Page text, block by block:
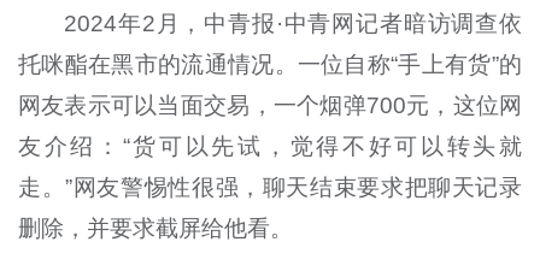
2024年2月，中青报·中青网记者暗访调查依
托咪酯在黑市的流通情况。一位自称“手上有货”的
网友表示可以当面交易，一个烟弹700元，这位网
友介绍：“货可以先试，觉得不好可以转头就
走。”网友警惕性很强，聊天结束要求把聊天记录
删除，并要求截屏给他看。